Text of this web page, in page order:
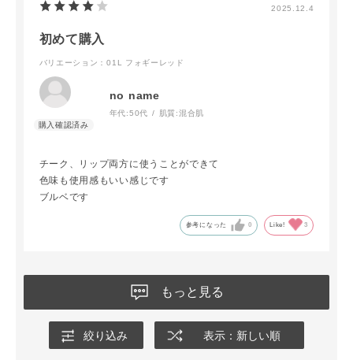
2025.12.4
初めて購入
バリエーション：01L フォギーレッド
no name
年代:50代 肌質:混合肌
チーク、リップ両方に使うことができて
色味も使用感もいい感じです
ブルベです
参考になった 0 Like! 3
もっと見る
絞り込み 表示：新しい順